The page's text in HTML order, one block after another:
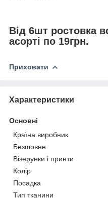
Від 6шт ростовка
асорті по 19грн.
Приховати
Характеристики
Основні
Країна виробник
Безшовне
Візерунки і принти
Колір
Посадка
Тип тканини